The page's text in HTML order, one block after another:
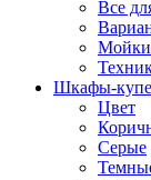
Все
Мойки
Шкафы-купе
Цвет
Серые